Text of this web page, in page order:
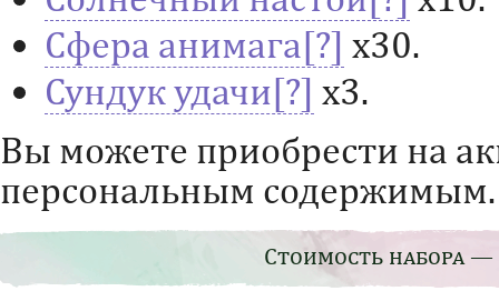
Сфера анимага
х30.
Сундук удачи
х3.
Вы можете приобрести на
персональным содержимым.
Стоимость набора —